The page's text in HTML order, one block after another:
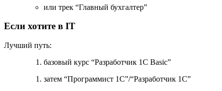
или трек “Главный бухгалтер”
Если хотите в IT
Лучший путь:
базовый курс “Разработчик 1С Basic”
затем “Программист 1С”/“Разработчик 1С”